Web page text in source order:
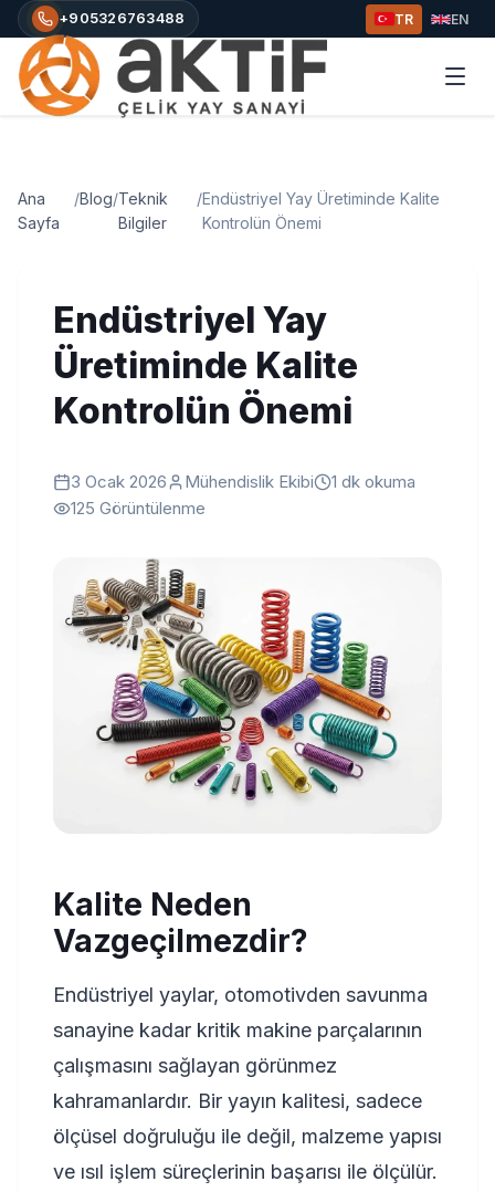
+905326763488 TR EN
Ana
Sayfa
/Blog/Teknik
Bilgiler
/Endüstriyel Yay Üretiminde Kalite
Kontrolün Önemi
Endüstriyel Yay
Üretiminde Kalite
Kontrolün Önemi
3 Ocak 2026 Mühendislik Ekibi 1 dk okuma
125 Görüntülenme
Kalite Neden
Vazgeçilmezdir?
Endüstriyel yaylar, otomotivden savunma
sanayine kadar kritik makine parçalarının
çalışmasını sağlayan görünmez
kahramanlardır. Bir yayın kalitesi, sadece
ölçüsel doğruluğu ile değil, malzeme yapısı
ve ısıl işlem süreçlerinin başarısı ile ölçülür.